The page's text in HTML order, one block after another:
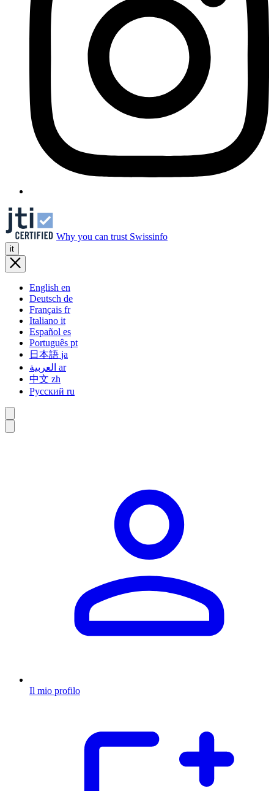
Why you can trust Swissinfo
it
English en
Deutsch de
Français fr
Italiano it
Español es
Português pt
日本語 ja
ar
中文 zh
Русский ru
Il mio profilo